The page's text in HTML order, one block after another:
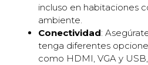
incluso en habitaciones
ambiente.
Conectividad:
tenga diferentes
como HDMI, VGA y